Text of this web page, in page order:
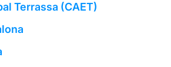
Terrassa (CAET)